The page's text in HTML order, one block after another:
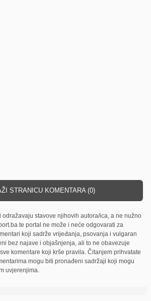
STRANICU KOMENTARA (0)
odražavaju stavove njihovih autora/ica, a ne nužno
te portal ne može i neće odgovarati za
koji sadrže vrijeđanja, psovanja i vulgaran
bez najave i objašnjenja, ali to ne obavezuje
komentare koji krše pravila. Čitanjem prihvatate
mogu biti pronađeni sadržaji koji mogu
uvjerenjima.